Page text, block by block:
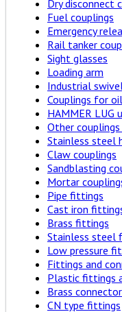
Dry disconnect
Fuel couplings
Emergency
Rail tanker
Sight glasses
Loading arm
Industrial
Couplings for
HAMMER LUG
Other
Stainless steel
Claw couplings
Sandblasting
Mortar
Pipe fittings
Cast iron
Brass fittings
Stainless steel
Low pressure
Fittings and
Plastic fittings
Brass
CN type fittings